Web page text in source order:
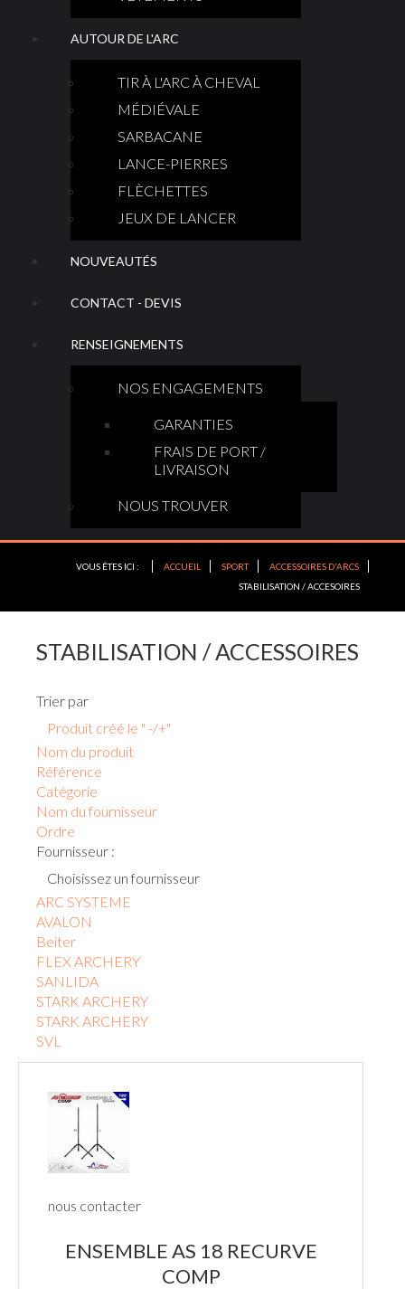
AUTOUR DE L'ARC
TIR À L'ARC À CHEVAL
MÉDIÉVALE
SARBACANE
LANCE-PIERRES
FLÈCHETTES
JEUX DE LANCER
NOUVEAUTÉS
CONTACT - DEVIS
RENSEIGNEMENTS
NOS ENGAGEMENTS
GARANTIES
FRAIS DE PORT /
LIVRAISON
NOUS TROUVER
VOUS ÊTES ICI : ACCUEIL SPORT
ACCESSOIRES D'ARCS
STABILISATION / ACCESOIRES
STABILISATION / ACCESSOIRES
Trier par
Produit créé le " -/+"
Nom du produit
Référence
Catégorie
Nom du fournisseur
Ordre
Fournisseur :
Choisissez un fournisseur
ARC SYSTEME
AVALON
Beiter
FLEX ARCHERY
SANLIDA
STARK ARCHERY
STARK ARCHERY
SVL
nous contacter
ENSEMBLE AS 18 RECURVE
COMP